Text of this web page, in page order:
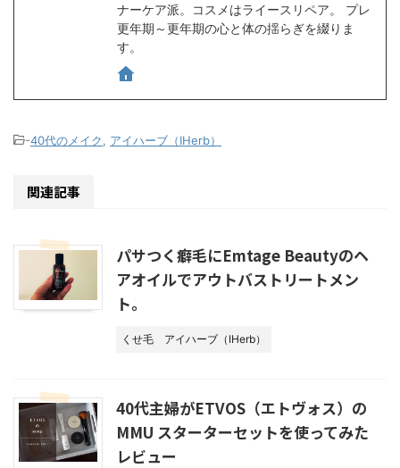
ナーケア派。コスメはライースリペア。 プレ
更年期～更年期の心と体の揺らぎを綴りま
す。
-40代のメイク アイハーブ（IHerb）
関連記事
パサつく癖毛にEmtage Beautyのヘ
アオイルでアウトバストリートメン
ト。
くせ毛 アイハーブ（IHerb）
40代主婦がETVOS（エトヴォス）の
MMU スターターセットを使ってみた
レビュー